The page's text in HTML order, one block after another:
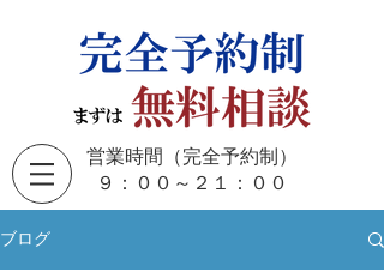
営業時間（完全予約制）
​９：００～２１：００
ブログ